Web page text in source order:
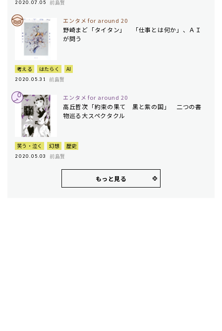
2020.07.05 前島賢
エンタメ for around 20
野崎まど「タイタン」 「仕事とは何か」、ＡＩ
が問う
考える はたらく AI
2020.05.31 前島賢
エンタメ for around 20
高丘哲次「約束の果て 黒と紫の国」 二つの書
物巡る大スペクタクル
笑う・泣く 幻想 歴史
2020.05.03 前島賢
もっと見る